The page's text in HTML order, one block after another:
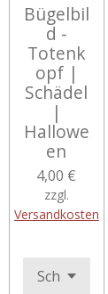
Bügelbil
d -
Totenk
opf |
Schädel
|
Hallowe
en
4,00 €
zzgl.
Versandkosten